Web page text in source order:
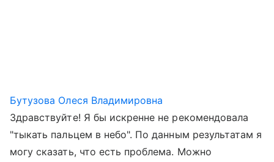
Бутузова Олеся Владимировна
Здравствуйте! Я бы искренне не рекомендовала
"тыкать пальцем в небо". По данным результатам я
могу сказать, что есть проблема. Можно